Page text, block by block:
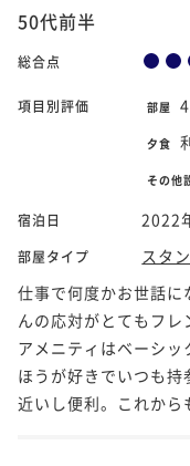
50代前半
総合点
項目別評価 部屋 4
夕食
その他
宿泊日 2022
部屋タイプ
スタ
仕事で何度かお世話に
んの応対がとてもフレ
アメニティはベーシ
ほうが好きでいつも
近いし便利。これから